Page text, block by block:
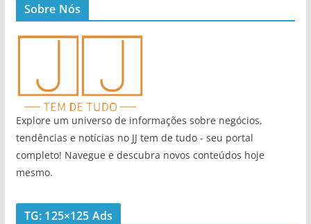
Sobre Nós
Explore um universo de informações sobre negócios,
tendências e notícias no JJ tem de tudo - seu portal
completo! Navegue e descubra novos conteúdos hoje
mesmo.
TG: 125×125 Ads